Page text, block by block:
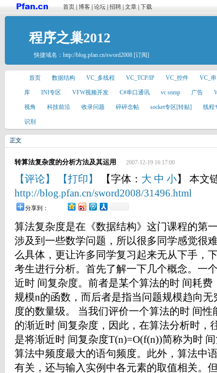
首页 博客 论坛 招聘 文章 下载
程序之巢2012
快捷域名： http://blog.pfan.cn/sword2008 [订阅]
首页 数据结构 VC_多线程 VC_TCP/IP VC_控件 VC_
库 INI专区 VFW视频开发 C#串口通讯 vc snmp 广告
视角 科技前沿 收录问题 碎碎念帖 socket专区[转贴] 线程
识别
正文
转算法复杂度的分析方法及其运用 2007-12-19 16:17:00
【评论】 【打印】 【字体： 大 中 小】 本文
http://blog.pfan.cn/sword2008/31496.html
分享到：
算法复杂度是在《数据结构》这门课程的第
涉及到一些数学问题，所以很多同学感觉很
么具体，更让许多同学复习起来无从下手，
考生进行分析。首先了解一下几个概念。一
近时 间复杂度。前者是某个算法的时 间耗
规模n的函数，而后者是指当问题规模趋向
度的数量级。 当我们评价一个算法的时 间
的渐近时 间复杂度，因此，在算法分析时，
是将渐近时 间复杂度T(n)=O(f(n))简称为时
算法中频度最大的语句频度。此外，算法中
有关，还与输入实例中各元素的取值相关。